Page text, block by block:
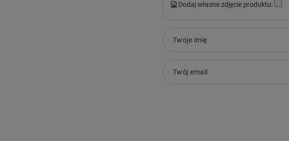
Dodaj własne zdjęcie produktu:
Twoje imię
Twój email